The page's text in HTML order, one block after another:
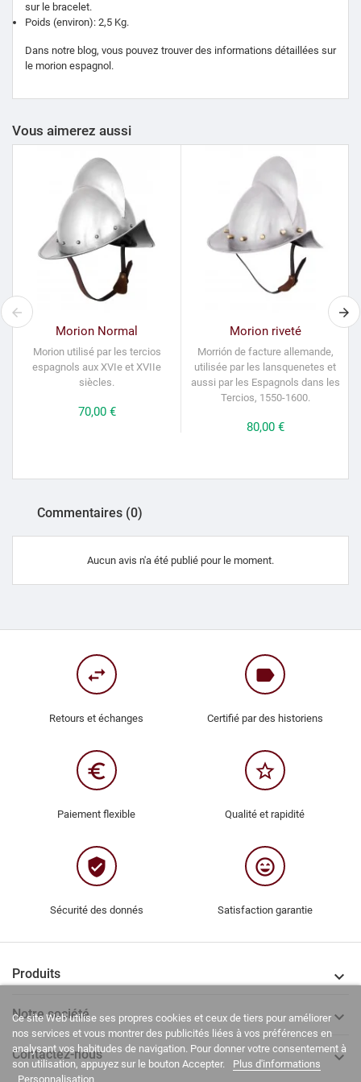
sur le bracelet.
Poids (environ): 2,5 Kg.
Dans notre blog, vous pouvez trouver des informations détaillées sur
le morion espagnol.
Vous aimerez aussi
Morion Normal
Morion utilisé par les tercios
espagnols aux XVIe et XVIIe
siècles.
Prix
70,00 €
Morion riveté
Morrión de facture allemande,
utilisée par les lansquenetes et
aussi par les Espagnols dans les
Tercios, 1550-1600.
Prix
80,00 €
Commentaires (0)
Aucun avis n'a été publié pour le moment.
swap_horiz
Retours et échanges
label
Certifié par des historiens
euro_symbol
Paiement flexible
star_border
Qualité et rapidité
verified_user
Sécurité des donnés
sentiment_very_satisfied
Satisfaction garantie
Produits 
Notre société 
Contactez-nous 
Ce site Web utilise ses propres cookies et ceux de tiers pour améliorer
nos services et vous montrer des publicités liées à vos préférences en
analysant vos habitudes de navigation. Pour donner votre consentement à
son utilisation, appuyez sur le bouton Accepter.
Plus d'informations
Personnalisation